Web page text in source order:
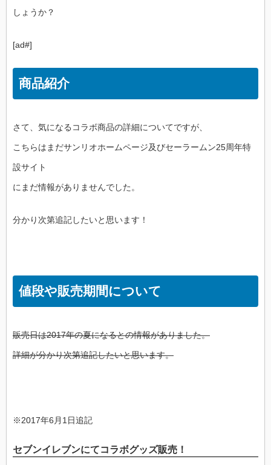
しょうか？
[ad#]
商品紹介
さて、気になるコラボ商品の詳細についてですが、
こちらはまだサンリオホームページ及びセーラームン25周年特
設サイト
にまだ情報がありませんでした。
分かり次第追記したいと思います！
値段や販売期間について
販売日は2017年の夏になるとの情報がありました。
詳細が分かり次第追記したいと思います。
※2017年6月1日追記
セブンイレブンにてコラボグッズ販売！